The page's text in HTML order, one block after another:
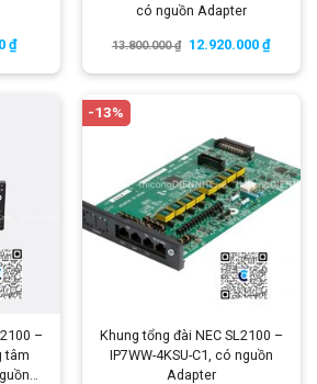
₫
có nguồn Adapter
13.800.000₫ 12.920.000₫
–
tâm
-13%
Khung tổng đài NEC SL2100 –
IP7WW-4KSU-C1, có nguồn
Adapter